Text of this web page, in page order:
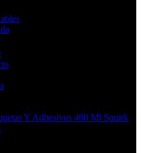
Y Adhesivos 400 Ml Squirk